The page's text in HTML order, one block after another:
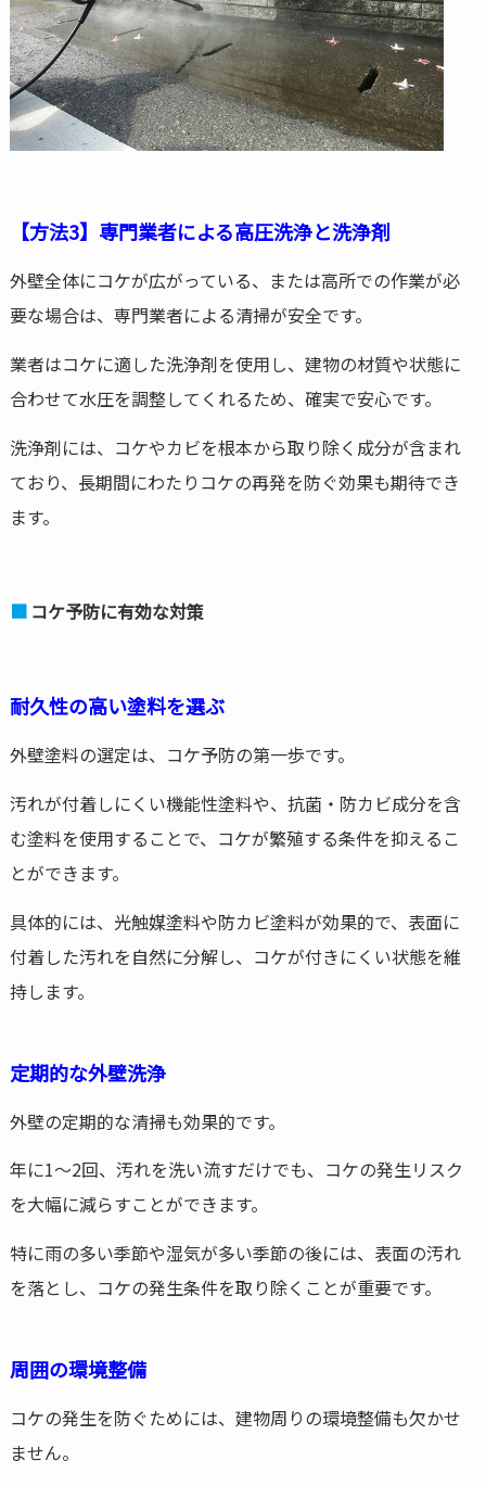
【方法3】専門業者による高圧洗浄と洗浄剤
外壁全体にコケが広がっている、または高所での作業が必
要な場合は、専門業者による清掃が安全です。
業者はコケに適した洗浄剤を使用し、建物の材質や状態に
合わせて水圧を調整してくれるため、確実で安心です。
洗浄剤には、コケやカビを根本から取り除く成分が含まれ
ており、長期間にわたりコケの再発を防ぐ効果も期待でき
ます。
コケ予防に有効な対策
耐久性の高い塗料を選ぶ
外壁塗料の選定は、コケ予防の第一歩です。
汚れが付着しにくい機能性塗料や、抗菌・防カビ成分を含
む塗料を使用することで、コケが繁殖する条件を抑えるこ
とができます。
具体的には、光触媒塗料や防カビ塗料が効果的で、表面に
付着した汚れを自然に分解し、コケが付きにくい状態を維
持します。
定期的な外壁洗浄
外壁の定期的な清掃も効果的です。
年に1～2回、汚れを洗い流すだけでも、コケの発生リスク
を大幅に減らすことができます。
特に雨の多い季節や湿気が多い季節の後には、表面の汚れ
を落とし、コケの発生条件を取り除くことが重要です。
周囲の環境整備
コケの発生を防ぐためには、建物周りの環境整備も欠かせ
ません。